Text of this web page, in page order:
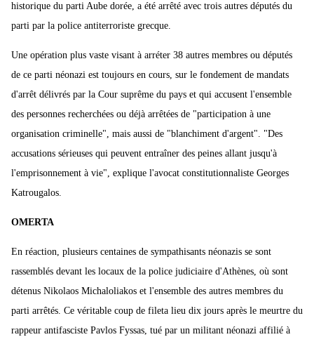
historique du parti Aube dorée, a été arrêté avec trois autres députés du
parti par la police antiterroriste grecque.
Une opération plus vaste visant à arréter 38 autres membres ou députés
de ce parti néonazi est toujours en cours, sur le fondement de mandats
d'arrêt délivrés par la Cour suprême du pays et qui accusent l'ensemble
des personnes recherchées ou déjà arrêtées de "participation à une
organisation criminelle", mais aussi de "blanchiment d'argent". "Des
accusations sérieuses qui peuvent entraîner des peines allant jusqu'à
l'emprisonnement à vie", explique l'avocat constitutionnaliste Georges
Katrougalos.
OMERTA
En réaction, plusieurs centaines de sympathisants néonazis se sont
rassemblés devant les locaux de la police judiciaire d'Athènes, où sont
détenus Nikolaos Michaloliakos et l'ensemble des autres membres du
parti arrêtés. Ce véritable coup de fileta lieu dix jours après le meurtre du
rappeur antifasciste Pavlos Fyssas, tué par un militant néonazi affilié à